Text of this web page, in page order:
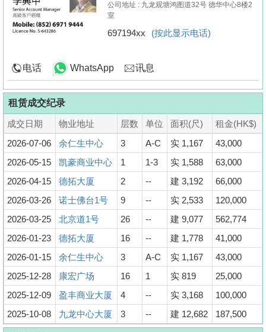
公司地址 : 九龙观塘鸿图道32号 德华中心8楼2
室
697194xx (按此显示电话)
电话 WhatsApp 讯息
租赁成交纪录
成交日期 物业地址 层数 单位 面积(尺)
租金(HK$)
2026-07-06
余仁生中心 3 A-C 实 1,167
43,000
2026-05-15
凯豪商业中心 1 1-3 实 1,588
63,000
2026-04-15
德拓大厦 2 -- 建 3,192
66,000
2026-03-26
诺士佛台1号 9 -- 实 2,533
120,000
2026-03-25
北京道1号 26 -- 建 9,077
562,774
2026-01-23
德拓大厦 16 -- 建 1,778
41,000
2026-01-15
余仁生中心 3 A-C 实 1,167
43,000
2025-12-28
康宏广场 16 1 实 819
25,000
2025-12-09
盈丰商业大厦 4 -- 实 3,168
100,000
2025-10-08
九龙中心大厦 3 -- 建 12,682 187,500